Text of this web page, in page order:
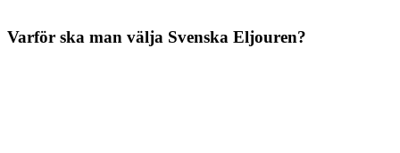
Varför ska man välja Svenska Eljouren?